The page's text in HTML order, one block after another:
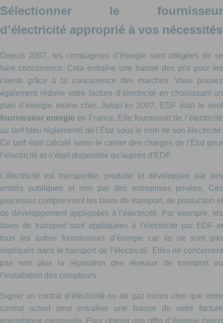
Sélectionner le fournisseur
d’électricité approprié à vos nécessités
Depuis 2007, les compagnies d’énergie sont obligées de se
faire concurrence. Cela entraîne une baisse des prix pour les
clients grâce à la concurrence des marchés. Vous pouvez
également réduire votre facture d’électricité en choisissant un
plan d’énergie moins cher. Jusqu’en 2007, EDF était le seul
fournisseur energie en France. Elle fournissait de l’électricité
au tarif bleu réglementé de l’État sous le nom de son électricité.
Ce tarif était calculé selon le cahier des charges de l’État pour
l’électricité et n’était disponible qu’auprès d’EDF.
L’électricité est transportée, produite et développée par des
entités publiques et non par des entreprises privées. Ces
processus comprennent les taxes de transport, de production et
de développement appliquées à l’électricité. Par exemple, les
taxes de transport sont appliquées à l’électricité par EDF et
tous les autres fournisseurs d’énergie car ils ne sont pas
impliqués dans le transport de l’électricité. Elles ne concernent
pas non plus la réparation des réseaux de transport ou
l’installation des compteurs.
Signer un contrat d’électricité ou de gaz moins cher que votre
contrat actuel peut entraîner une baisse de votre facture
énergétique mensuelle. Pour obtenir une offre d’énergie moins